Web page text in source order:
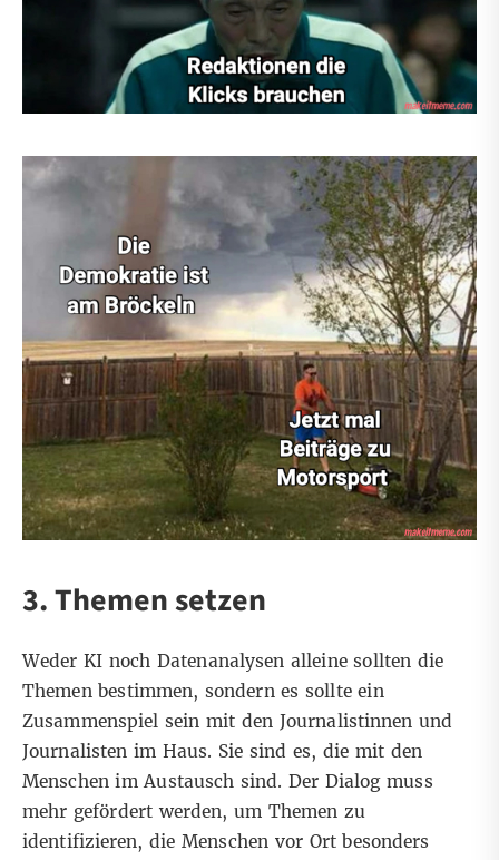
3. Themen setzen
Weder KI noch Datenanalysen alleine sollten die
Themen bestimmen, sondern es sollte ein
Zusammenspiel sein mit den Journalistinnen und
Journalisten im Haus. Sie sind es, die mit den
Menschen im Austausch sind. Der Dialog muss
mehr gefördert werden, um Themen zu
identifizieren, die Menschen vor Ort besonders